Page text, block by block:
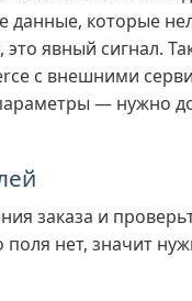
данные, которые
это явный сигнал.
с внешними
— нужно
заказа и
поля нет, значит